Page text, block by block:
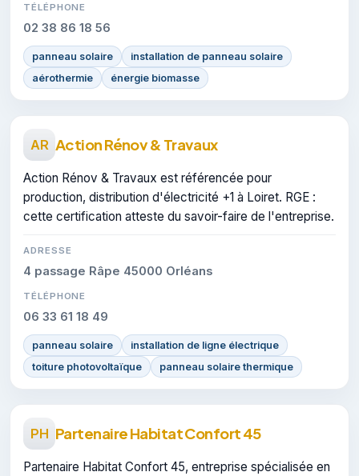
TÉLÉPHONE
02 38 86 18 56
panneau solaire
installation de panneau solaire
aérothermie
énergie biomasse
AR Action Rénov & Travaux
Action Rénov & Travaux est référencée pour
production, distribution d'électricité +1 à Loiret. RGE :
cette certification atteste du savoir-faire de l'entreprise.
ADRESSE
4 passage Râpe 45000 Orléans
TÉLÉPHONE
06 33 61 18 49
panneau solaire
installation de ligne électrique
toiture photovoltaïque
panneau solaire thermique
PH Partenaire Habitat Confort 45
Partenaire Habitat Confort 45, entreprise spécialisée en